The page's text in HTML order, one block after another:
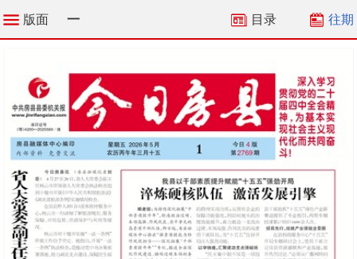
版面 一 往期
目录